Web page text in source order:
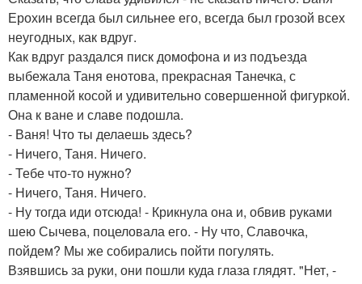
Ерохин всегда был сильнее его, всегда был грозой всех
неугодных, как вдруг.
Как вдруг раздался писк домофона и из подъезда
выбежала Таня енотова, прекрасная Танечка, с
пламенной косой и удивительно совершенной фигуркой.
Она к ване и славе подошла.
- Ваня! Что ты делаешь здесь?
- Ничего, Таня. Ничего.
- Тебе что-то нужно?
- Ничего, Таня. Ничего.
- Ну тогда иди отсюда! - Крикнула она и, обвив руками
шею Сычева, поцеловала его. - Ну что, Славочка,
пойдем? Мы же собирались пойти погулять.
Взявшись за руки, они пошли куда глаза глядят. "Нет, -